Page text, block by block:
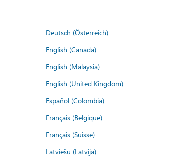
Deutsch (Österreich)
English (Canada)
English (Malaysia)
English (United Kingdom)
Español (Colombia)
Français (Belgique)
Français (Suisse)
Latviešu (Latvija)